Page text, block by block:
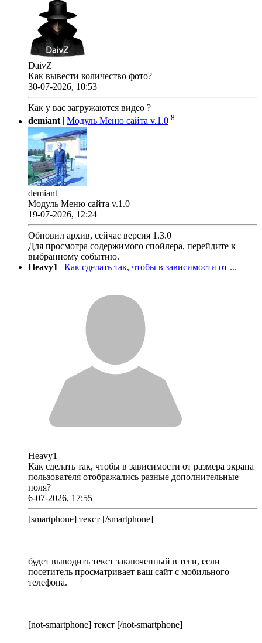
DaivZ
Как вывести количество фото?
30-07-2026, 10:53
Как у вас загружаются видео ?
demiant| Модуль Меню сайта v.1.0 8
demiant
Модуль Меню сайта v.1.0
19-07-2026, 12:24
Обновил архив, сейчас версия 1.3.0
Для просмотра содержимого спойлера, перейдите к
выбранному событию.
Heavy1 | Как сделать так, чтобы в зависимости от ...
Heavy1
Как сделать так, чтобы в зависимости от размера экрана
пользователя отображались разные дополнительные
поля?
6-07-2026, 17:55
[smartphone] текст [/smartphone]
будет выводить текст заключенный в теги, если
посетитель просматривает ваш сайт с мобильного
телефона.
[not-smartphone] текст [/not-smartphone]